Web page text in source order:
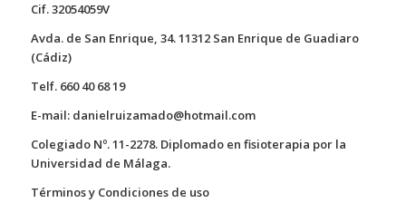
Cif. 32054059V
Avda. de San Enrique, 34. 11312 San Enrique de Guadiaro
(Cádiz)
Telf. 660 40 68 19
E-mail: danielruizamado@hotmail.com
Colegiado Nº. 11-2278. Diplomado en fisioterapia por la
Universidad de Málaga.
Términos y Condiciones de uso